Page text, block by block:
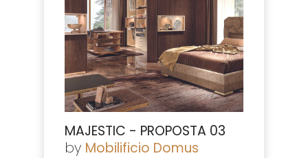
MAJESTIC - PROPOSTA 03
by Mobilificio Domus